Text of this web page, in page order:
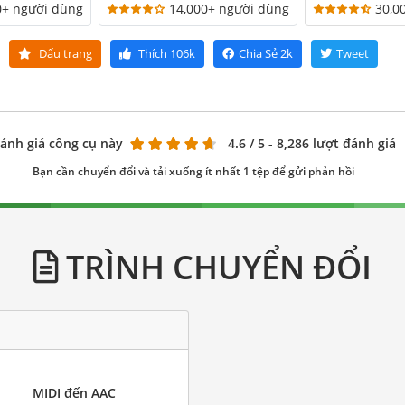
người dùng 14,000+ người dùng
Dấu trang Thích 106k Chia Sẻ2k Tweet
giá công cụ này 4.6 / 5 - 8,286 lượt đánh giá
Bạn cần chuyển đổi và tải xuống ít nhất 1 tệp để gửi phản hồi
TRÌNH CHUYỂN ĐỔI
MIDI đến AAC